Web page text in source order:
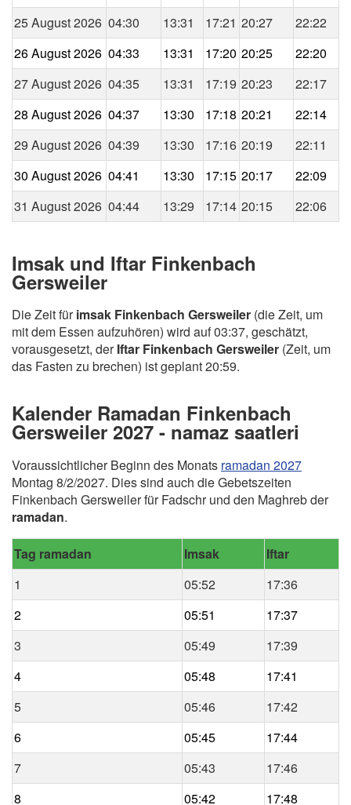
25 August 2026 04:30 13:31 17:21 20:27
22:22
26 August 2026 04:33 13:31 17:20 20:25
22:20
27 August 2026 04:35 13:31 17:19 20:23
22:17
28 August 2026 04:37 13:30 17:18 20:21
22:14
29 August 2026 04:39 13:30 17:16 20:19
22:11
30 August 2026 04:41 13:30 17:15 20:17
22:09
31 August 2026 04:44 13:29 17:14 20:15 22:06
Imsak und Iftar Finkenbach
Gersweiler
Die Zeit fürimsak Finkenbach Gersweiler (die Zeit, um
mit dem Essen aufzuhören) wird auf 03:37, geschätzt,
vorausgesetzt, derIftar Finkenbach Gersweiler (Zeit, um
das Fasten zu brechen) ist geplant 20:59.
Kalender Ramadan Finkenbach
Gersweiler 2027 - namaz saatleri
Voraussichtlicher Beginn des Monats ramadan 2027
Montag 8/2/2027. Dies sind auch die Gebetszeiten
Finkenbach Gersweiler für Fadschr und den Maghreb der
ramadan.
Tag ramadan Imsak
Iftar
1
05:52
17:36
2
05:51
17:37
3
05:49
17:39
4
05:48
17:41
5
05:46
17:42
6
05:45
17:44
7
05:43
17:46
8
05:42
17:48